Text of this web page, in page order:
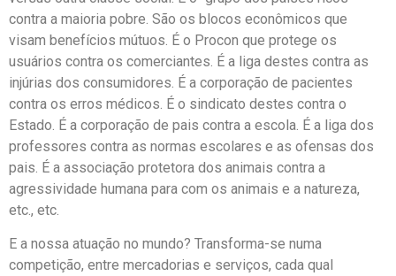
contra a maioria pobre. São os blocos econômicos que
visam benefícios mútuos. É o Procon que protege os
usuários contra os comerciantes. É a liga destes contra as
injúrias dos consumidores. É a corporação de pacientes
contra os erros médicos. É o sindicato destes contra o
Estado. É a corporação de pais contra a escola. É a liga dos
professores contra as normas escolares e as ofensas dos
pais. É a associação protetora dos animais contra a
agressividade humana para com os animais e a natureza,
etc., etc.
E a nossa atuação no mundo? Transforma-se numa
competição, entre mercadorias e serviços, cada qual